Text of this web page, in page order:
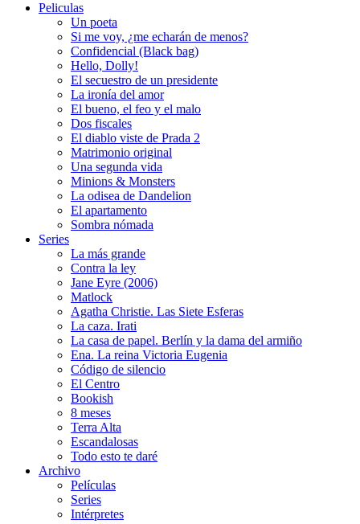
Peliculas
Un poeta
Si me voy, ¿me echarán de menos?
Confidencial (Black bag)
Hello, Dolly!
El secuestro de un presidente
La ironía del amor
El bueno, el feo y el malo
Dos fiscales
El diablo viste de Prada 2
Matrimonio original
Una segunda vida
Minions & Monsters
La odisea de Dandelion
El apartamento
Sombra nómada
Series
La más grande
Contra la ley
Jane Eyre (2006)
Matlock
Agatha Christie. Las Siete Esferas
La caza. Irati
La casa de papel. Berlín y la dama del armiño
Ena. La reina Victoria Eugenia
Código de silencio
El Centro
Bookish
8 meses
Terra Alta
Escandalosas
Todo esto te daré
Archivo
Películas
Series
Intérpretes